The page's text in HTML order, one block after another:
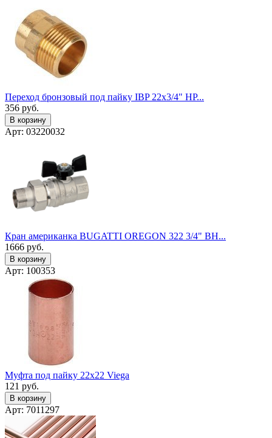
Переход бронзовый под пайку IBP 22x3/4" НР...
356 руб.
В корзину
Арт: 03220032
Кран американка BUGATTI OREGON 322 3/4" ВН...
1666 руб.
В корзину
Арт: 100353
Муфта под пайку 22x22 Viega
121 руб.
В корзину
Арт: 7011297